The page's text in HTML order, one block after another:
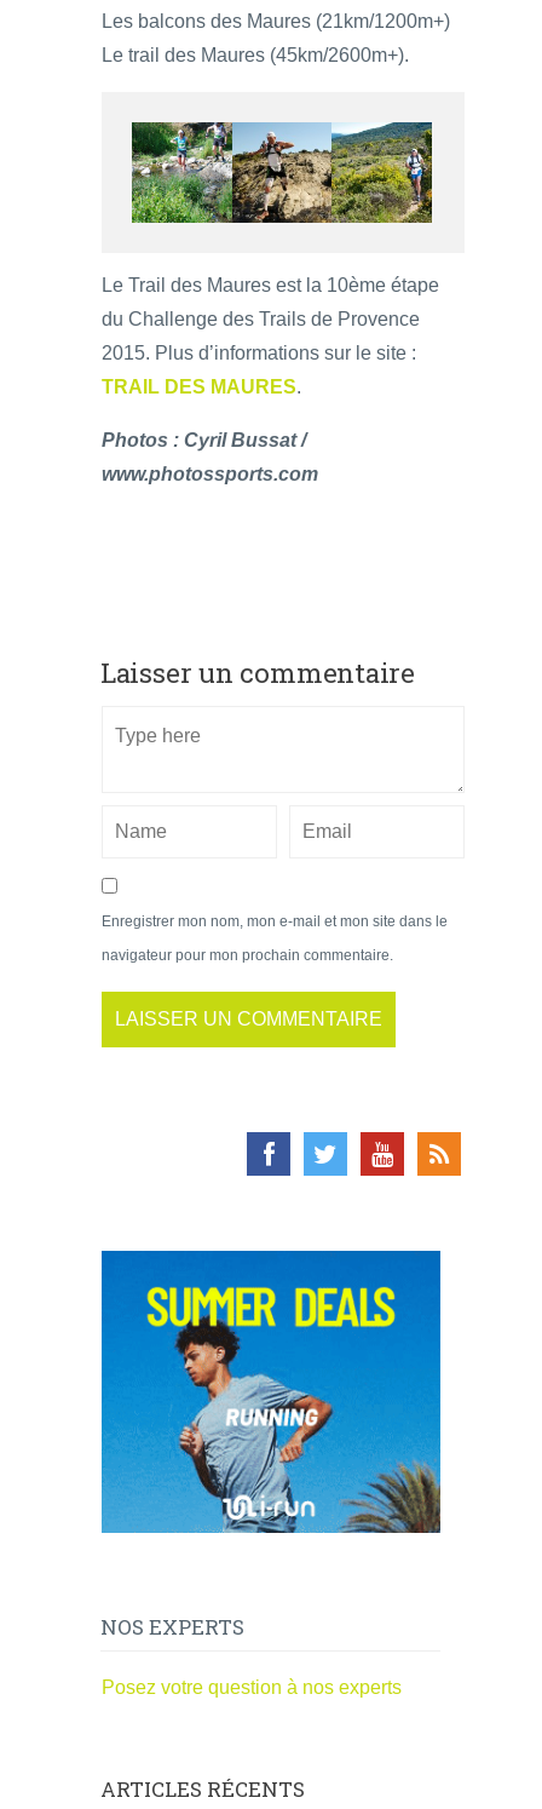
Les balcons des Maures (21km/1200m+)
Le trail des Maures (45km/2600m+).
Le Trail des Maures est la 10ème étape
du Challenge des Trails de Provence
2015. Plus d’informations sur le site :
TRAIL DES MAURES.
Photos : Cyril Bussat /
www.photossports.com
Laisser un commentaire
Enregistrer mon nom, mon e-mail et mon site dans le
navigateur pour mon prochain commentaire.
NOS EXPERTS
Posez votre question à nos experts
ARTICLES RÉCENTS